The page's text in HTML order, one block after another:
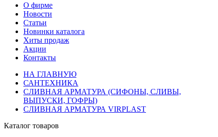
О фирме
Новости
Статьи
Новинки каталога
Хиты продаж
Акции
Контакты
НА ГЛАВНУЮ
САНТЕХНИКА
СЛИВНАЯ АРМАТУРА (СИФОНЫ, СЛИВЫ,
ВЫПУСКИ, ГОФРЫ)
СЛИВНАЯ АРМАТУРА VIRPLAST
Каталог товаров